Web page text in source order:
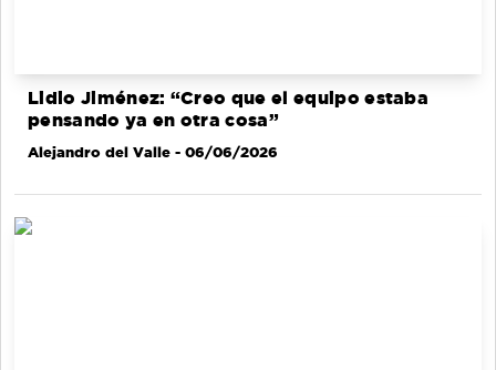
Lidio Jiménez: “Creo que el equipo estaba
pensando ya en otra cosa”
Alejandro del Valle - 06/06/2026